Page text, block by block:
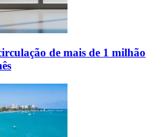
de mais de 1 milhão